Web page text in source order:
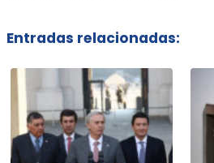
Entradas relacionadas: